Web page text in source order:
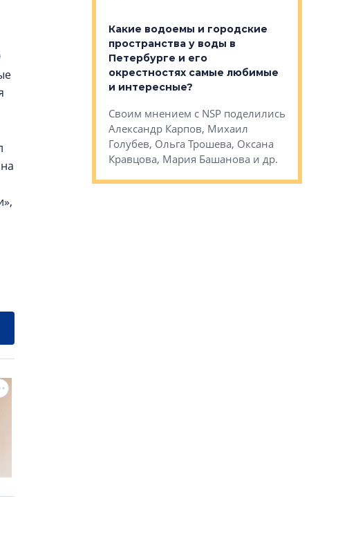
Анжелика
и др.
Какие водоемы и городские
пространства у воды в
Петербурге и его
окрестностях самые любимые
и интересные?
Своим мнением с NSP поделились
Александр Карпов, Михаил
Голубев, Ольга Трошева, Оксана
Кравцова, Мария Башанова и др.